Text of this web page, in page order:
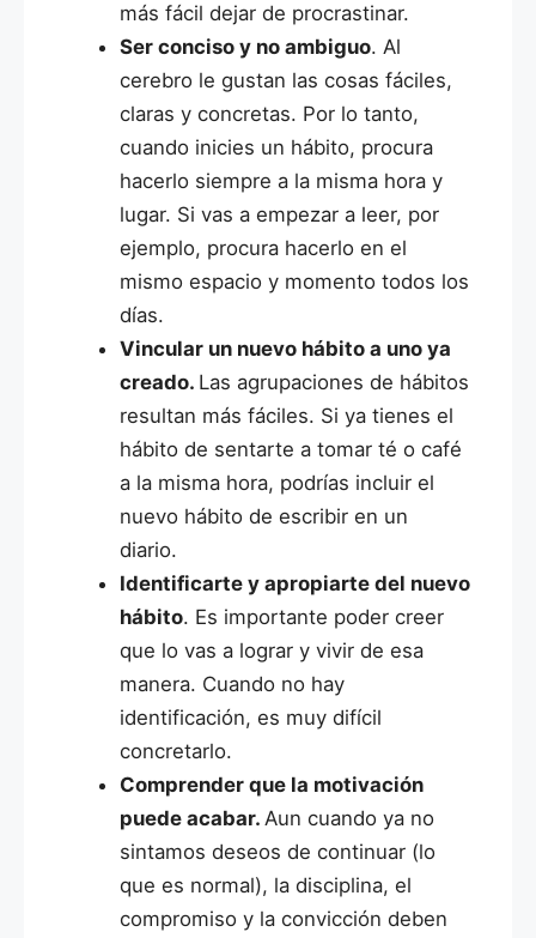
más fácil dejar de procrastinar.
Ser conciso y no ambiguo. Al
cerebro le gustan las cosas fáciles,
claras y concretas. Por lo tanto,
cuando inicies un hábito, procura
hacerlo siempre a la misma hora y
lugar. Si vas a empezar a leer, por
ejemplo, procura hacerlo en el
mismo espacio y momento todos los
días.
Vincular un nuevo hábito a uno ya
creado. Las agrupaciones de hábitos
resultan más fáciles. Si ya tienes el
hábito de sentarte a tomar té o café
a la misma hora, podrías incluir el
nuevo hábito de escribir en un
diario.
Identificarte y apropiarte del nuevo
hábito. Es importante poder creer
que lo vas a lograr y vivir de esa
manera. Cuando no hay
identificación, es muy difícil
concretarlo.
Comprender que la motivación
puede acabar. Aun cuando ya no
sintamos deseos de continuar (lo
que es normal), la disciplina, el
compromiso y la convicción deben